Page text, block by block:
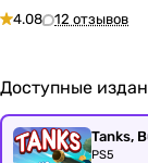
4.08 12 отзывов
Доступные
Tanks,
PS5